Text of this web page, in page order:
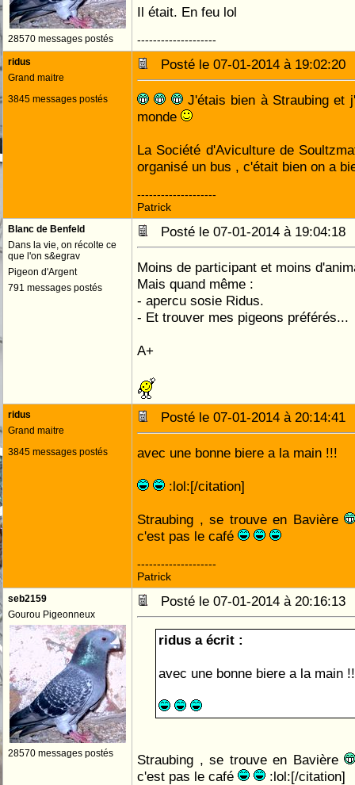
28570 messages postés
Il était. En feu lol
--------------------
ridus
Grand maitre
3845 messages postés
Posté le 07-01-2014 à
J'étais bien à Straubing et
monde
La Société d'Aviculture de
organisé un bus , c'était bien on a
--------------------
Patrick
Blanc de Benfeld
Dans la vie, on récolte ce
que l'on s&egrav
Pigeon d'Argent
791 messages postés
Posté le 07-01-2014 à
Moins de participant et moins
Mais quand même :
- apercu sosie Ridus.
- Et trouver mes pigeons préférés...
A+
ridus
Grand maitre
3845 messages postés
Posté le 07-01-2014 à
avec une bonne biere a la main !!!
:lol:[/citation]
Straubing , se trouve en Bavière
c'est pas le café
--------------------
Patrick
seb2159
Gourou Pigeonneux
28570 messages postés
Posté le 07-01-2014 à
ridus a écrit :
avec une bonne biere a la main
Straubing , se trouve en Bavière
c'est pas le café
:lol:[/citation]